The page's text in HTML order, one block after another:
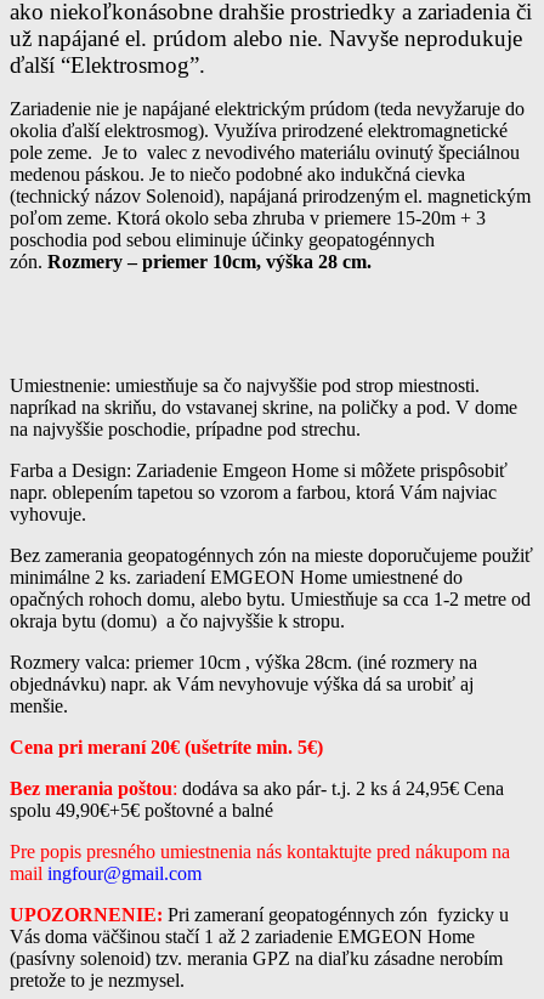
ako niekoľkonásobne drahšie prostriedky a zariadenia či
už napájané el. prúdom alebo nie. Navyše neprodukuje
ďalší “Elektrosmog”.
Zariadenie nie je napájané elektrickým prúdom (teda nevyžaruje do
okolia ďalší elektrosmog). Využíva prirodzené elektromagnetické
pole zeme. Je to valec z nevodivého materiálu ovinutý špeciálnou
medenou páskou. Je to niečo podobné ako indukčná cievka
(technický názov Solenoid), napájaná prirodzeným el. magnetickým
poľom zeme. Ktorá okolo seba zhruba v priemere 15-20m + 3
poschodia pod sebou eliminuje účinky geopatogénnych
zón. Rozmery – priemer 10cm, výška 28 cm.
Umiestnenie: umiestňuje sa čo najvyššie pod strop miestnosti.
napríkad na skriňu, do vstavanej skrine, na poličky a pod. V dome
na najvyššie poschodie, prípadne pod strechu.
Farba a Design: Zariadenie Emgeon Home si môžete prispôsobiť
napr. oblepením tapetou so vzorom a farbou, ktorá Vám najviac
vyhovuje.
Bez zamerania geopatogénnych zón na mieste doporučujeme použiť
minimálne 2 ks. zariadení EMGEON Home umiestnené do
opačných rohoch domu, alebo bytu. Umiestňuje sa cca 1-2 metre od
okraja bytu (domu) a čo najvyššie k stropu.
Rozmery valca: priemer 10cm , výška 28cm. (iné rozmery na
objednávku) napr. ak Vám nevyhovuje výška dá sa urobiť aj
menšie.
Cena pri meraní 20€ (ušetríte min. 5€)
Bez merania poštou: dodáva sa ako pár- t.j. 2 ks á 24,95€ Cena
spolu 49,90€+5€ poštovné a balné
Pre popis presného umiestnenia nás kontaktujte pred nákupom na
mail ingfour@gmail.com
UPOZORNENIE: Pri zameraní geopatogénnych zón fyzicky u
Vás doma väčšinou stačí 1 až 2 zariadenie EMGEON Home
(pasívny solenoid) tzv. merania GPZ na diaľku zásadne nerobím
pretože to je nezmysel.